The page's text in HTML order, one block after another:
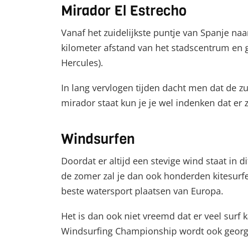
Mirador El Estrecho
Vanaf het zuidelijkste puntje van Spanje
kilometer afstand van het stadscentrum en
Hercules).
In lang vervlogen tijden dacht men dat de
mirador staat kun je je wel indenken dat er
Windsurfen
Doordat er altijd een stevige wind staat in
de zomer zal je dan ook honderden
beste watersport plaatsen van Europa.
Het is dan ook niet vreemd dat er veel surf
Windsurfing Championship wordt ook